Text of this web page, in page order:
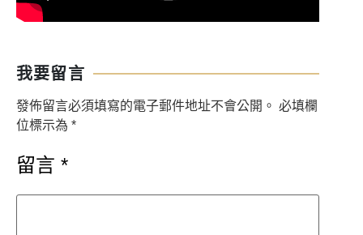
我要留言
發佈留言必須填寫的電子郵件地址不會公開。 必填欄
位標示為 *
留言 *